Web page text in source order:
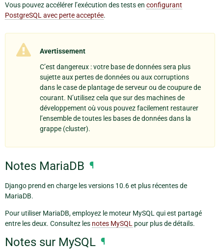
Vous pouvez accélérer l’exécution des tests en configurant
PostgreSQL avec perte acceptée.
Avertissement
C’est dangereux : votre base de données sera plus
sujette aux pertes de données ou aux corruptions
dans le case de plantage de serveur ou de coupure de
courant. N’utilisez cela que sur des machines de
développement où vous pouvez facilement restaurer
l’ensemble de toutes les bases de données dans la
grappe (cluster).
Notes MariaDB ¶
Django prend en charge les versions 10.6 et plus récentes de
MariaDB.
Pour utiliser MariaDB, employez le moteur MySQL qui est partagé
entre les deux. Consultez les notes MySQL pour plus de détails.
Notes sur MySQL ¶